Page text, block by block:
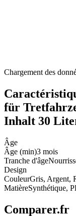
Chargement des
für
Inhalt 30
Âge
Âge (min)3 mois
Tranche d'âge
Design
CouleurGris, Argent,
MatièreSynthétique,
Comparer.fr